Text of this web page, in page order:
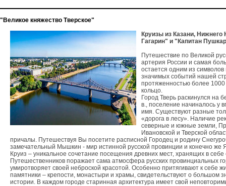
"Великое княжество Тверское"
Круизы из Казани,
Гагарин" и "Капитан
Путешествие по Великой
артерия России и самая
остается одним из
значимых событий нашей
протяженностью более 1000
кольцо.
Город Тверь раскинулся на
в., поселение начиналось у
имя. Существуют разные
«дорога в лесу». Наличие
северные и южные земли,
Ивановской и Тверской
причалы. Путешествуя Вы посетите расписной Городец и родину
замечательный Мышкин - мир истинной русской провинции и конечно же
Круиз – уникальное сочетание посещения древних мест, хранящих в
Путешественников поражает сама атмосфера русских провинциальных
умиротворяет своей неброской красотой. Особенно притягивают к себе
памятники – крепости, монастыри и храмы, свидетельствуют о большом
истории. В каждом городе старинная архитектура имеет свой